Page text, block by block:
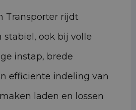
Transporter rijdt
stabiel, ook bij volle
instap, brede
efficiënte indeling van
laden en lossen